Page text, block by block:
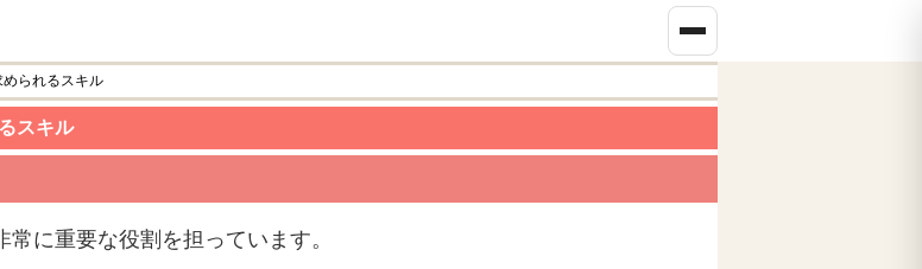
られるスキル
スキル
に重要な役割を担っています。